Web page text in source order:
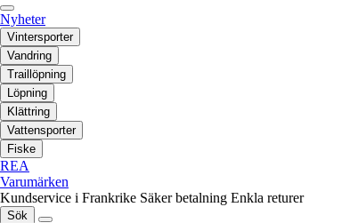
Nyheter
Vintersporter
Vandring
Traillöpning
Löpning
Klättring
Vattensporter
Fiske
REA
Varumärken
Kundservice i Frankrike Säker betalning Enkla returer
Sök